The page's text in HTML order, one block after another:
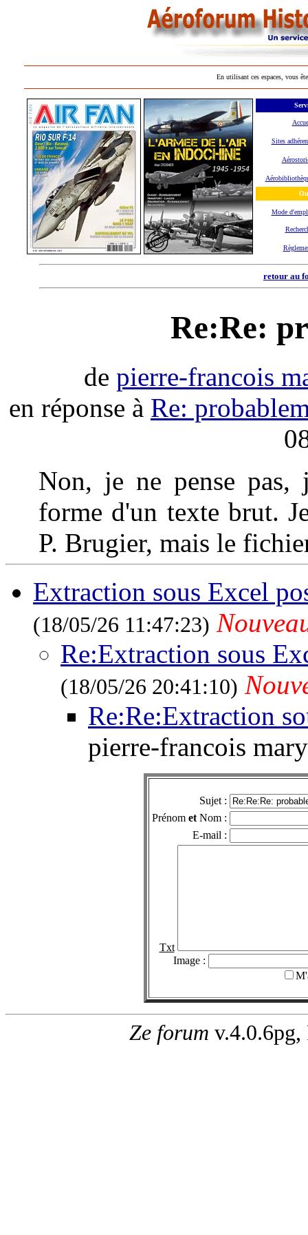
En utilisant ces espaces, vous
Sites
Mode
retour au
Re:Re:
de pierre-francois
en réponse à Re:
Non, je ne pense pas,
forme d'un texte brut.
P. Brugier, mais le
Extraction sous Excel
(18/05/26 11:47:23)
Re:Extraction sous
(18/05/26 20:41:10)
Re:Re:Extraction
pierre-francois
Sujet :
Prénom et Nom :
E-mail :
Txt
Image :
Ze forum